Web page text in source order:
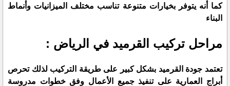
كما أنه يتوفر بخيارات متنوعة تناسب مختلف الميزانيات وأنماط
البناء
مراحل تركيب القرميد في الرياض :
تعتمد جودة القرميد بشكل كبير على طريقة التركيب لذلك تحرص
أبراج العمارية على تنفيذ جميع الأعمال وفق خطوات مدروسة